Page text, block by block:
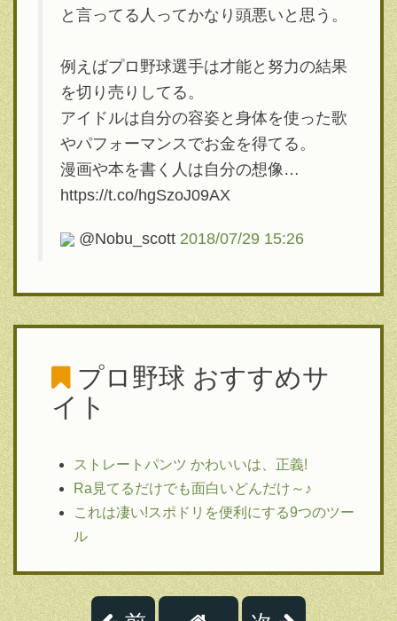
と言ってる人ってかなり頭悪いと思う。
例えばプロ野球選手は才能と努力の結果
を切り売りしてる。
アイドルは自分の容姿と身体を使った歌
やパフォーマンスでお金を得てる。
漫画や本を書く人は自分の想像…
https://t.co/hgSzoJ09AX
@Nobu_scott 2018/07/29 15:26
プロ野球 おすすめサ
イト
ストレートパンツ かわいいは、正義!
Ra見てるだけでも面白いどんだけ～♪
これは凄い!スポドリを便利にする9つのツー
ル